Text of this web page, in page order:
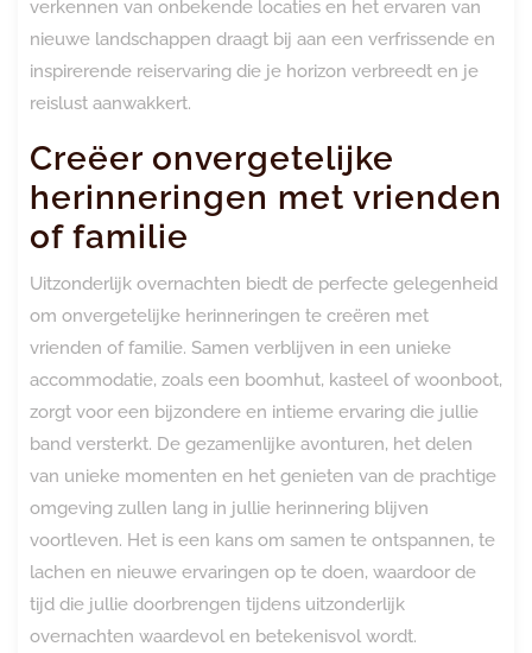
verkennen van onbekende locaties en het ervaren van
nieuwe landschappen draagt bij aan een verfrissende en
inspirerende reiservaring die je horizon verbreedt en je
reislust aanwakkert.
Creëer onvergetelijke
herinneringen met vrienden
of familie
Uitzonderlijk overnachten biedt de perfecte gelegenheid
om onvergetelijke herinneringen te creëren met
vrienden of familie. Samen verblijven in een unieke
accommodatie, zoals een boomhut, kasteel of woonboot,
zorgt voor een bijzondere en intieme ervaring die jullie
band versterkt. De gezamenlijke avonturen, het delen
van unieke momenten en het genieten van de prachtige
omgeving zullen lang in jullie herinnering blijven
voortleven. Het is een kans om samen te ontspannen, te
lachen en nieuwe ervaringen op te doen, waardoor de
tijd die jullie doorbrengen tijdens uitzonderlijk
overnachten waardevol en betekenisvol wordt.